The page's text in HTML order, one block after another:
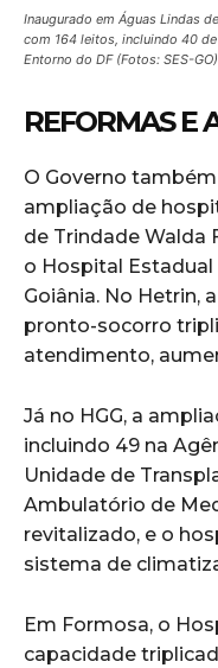
Inaugurado em Águas Lindas
com 164 leitos, incluindo 40
Entorno do DF (Fotos: SES-GO)
REFORMAS E
O Governo
ampliação de
de Trindade Walda
o Hospital Estadual
Goiânia. No Hetrin,
pronto-socorro
atendimento,
Já no HGG, a
incluindo 49 na
Unidade de
Ambulatório de
revitalizado, e o
sistema de
Em Formosa, o
capacidade